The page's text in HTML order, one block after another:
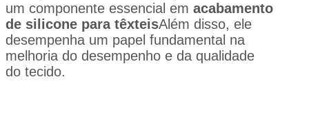
um componente essencial em acabamento
de silicone para têxteisAlém disso, ele
desempenha um papel fundamental na
melhoria do desempenho e da qualidade
do tecido.